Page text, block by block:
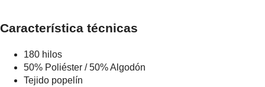
Característica técnicas
180 hilos
50% Poliéster / 50% Algodón
Tejido popelín